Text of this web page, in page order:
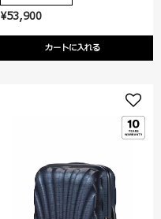
¥53,900
カートに入れる